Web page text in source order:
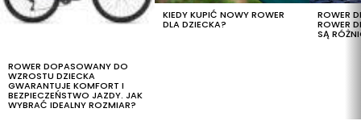
ROWER DOPASOWANY DO
WZROSTU DZIECKA
GWARANTUJE KOMFORT I
BEZPIECZEŃSTWO JAZDY. JAK
WYBRAĆ IDEALNY ROZMIAR?
KIEDY KUPIĆ NOWY ROWER
DLA DZIECKA?
ROWER
ROWER
SĄ